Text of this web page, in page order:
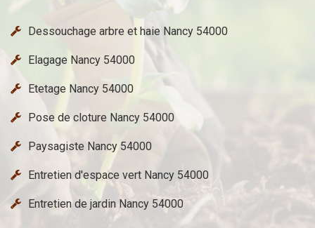
Dessouchage arbre et haie Nancy 54000
Elagage Nancy 54000
Etetage Nancy 54000
Pose de cloture Nancy 54000
Paysagiste Nancy 54000
Entretien d'espace vert Nancy 54000
Entretien de jardin Nancy 54000